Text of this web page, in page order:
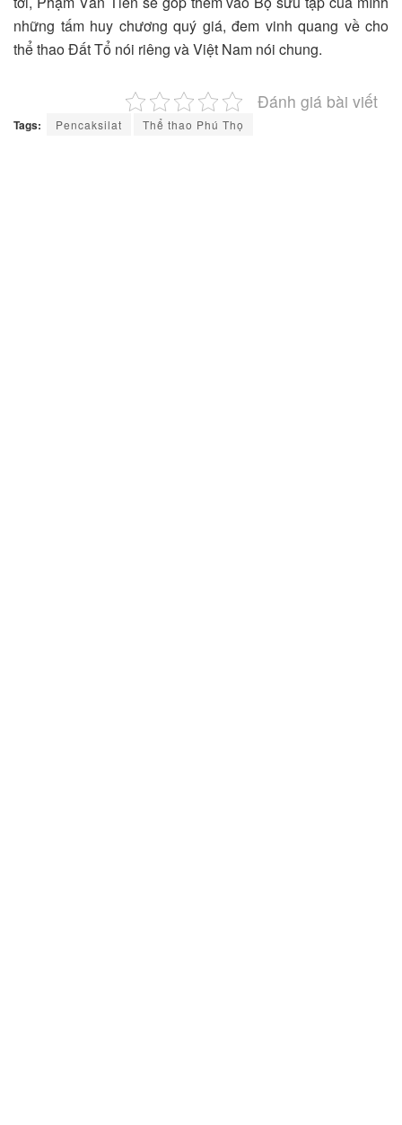
những tấm huy chương quý giá, đem vinh quang về cho
thể thao Đất Tổ nói riêng và Việt Nam nói chung.
Đánh giá bài viết
Tags: Pencaksilat Thể thao Phú Thọ